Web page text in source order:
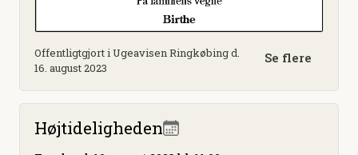
Offentligtgjort i Ugeavisen Ringkøbing d.
16. august 2023
Se flere
Højtideligheden